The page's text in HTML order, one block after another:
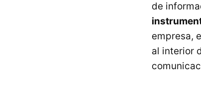
de
empresa,
al interior